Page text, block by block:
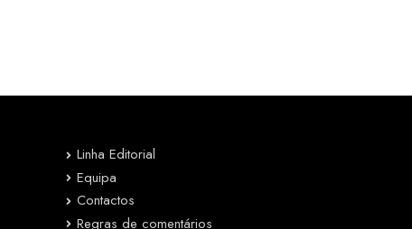
Linha Editorial
Equipa
Contactos
Regras de comentários